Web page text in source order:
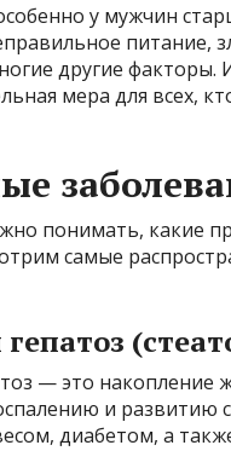
у мужчин
питание,
другие факторы.
мера для всех,
понимать, какие
самые
— это накопление
и развитию
диабетом, а